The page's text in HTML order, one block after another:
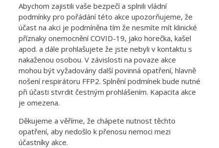
Abychom zajistili vaše bezpečí a splnili vládní
podmínky pro pořádání této akce upozorňujeme, že
účast na akci je podmíněna tím že nesmíte mít klinické
příznaky onemocnění COVID-19, jako horečka, kašel
apod. a dále prohlašujete že jste nebyli v kontaktu s
nakaženou osobou. V závislosti na povaze akce
mohou být vyžadovány další povinná opatření, hlavně
nošení respirátoru FFP2. Splnění podmínek bude nutné
při účasti stvrdit čestným prohlášením. Kapacita akce
je omezena.
Děkujeme a věříme, že chápete nutnost těchto
opatření, aby nedošlo k přenosu nemoci mezi
účastníky akce.